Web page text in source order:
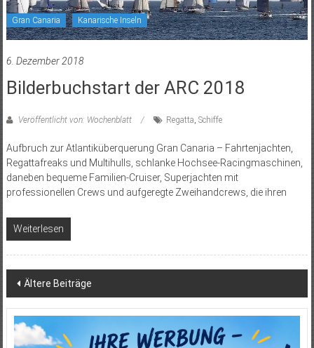
Gran Canaria Kanarische Inseln
6. Dezember 2018
Bilderbuchstart der ARC 2018
Veröffentlicht von: Wochenblatt Regatta, Schiffe
Aufbruch zur Atlantiküberquerung Gran Canaria – Fahrtenjachten,
Regattafreaks und Multihulls, schlanke Hochsee-Racingmaschinen,
daneben bequeme Familien-Cruiser, Superjachten mit
professionellen Crews und aufgeregte Zweihandcrews, die ihren
Weiterlesen
Beitragsnavigation
Ältere Beiträge